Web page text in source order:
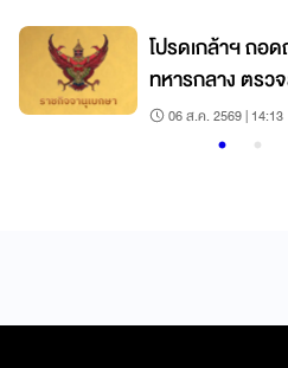
โปรดเกล้าฯ ถอ
ทหารกลาง ตรว
06 ส.ค. 2569 | 14:13